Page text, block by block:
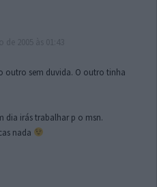
outro sem duvida. O outro tinha
dia irás trabalhar p o msn.
nada